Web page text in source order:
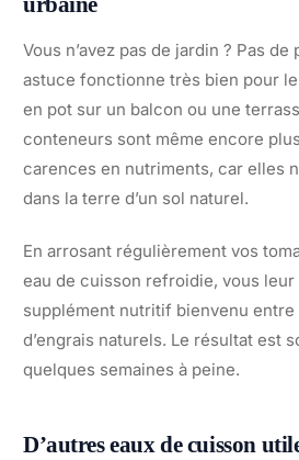
Vous n’avez pas de jardin ? Pas
astuce fonctionne très bien pour
en pot sur un balcon ou une
conteneurs sont même encore
carences en nutriments, car elles
dans la terre d’un sol naturel.
En arrosant régulièrement vos
eau de cuisson refroidie, vous leur
supplément nutritif bienvenu entre
d’engrais naturels. Le résultat est
quelques semaines à peine.
D’autres eaux de cuisson